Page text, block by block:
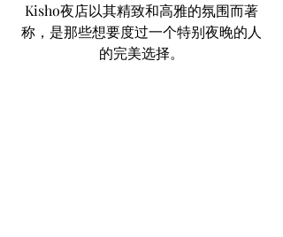
Kisho夜店以其精致和高雅的氛围而著
称，是那些想要度过一个特别夜晚的人
的完美选择。